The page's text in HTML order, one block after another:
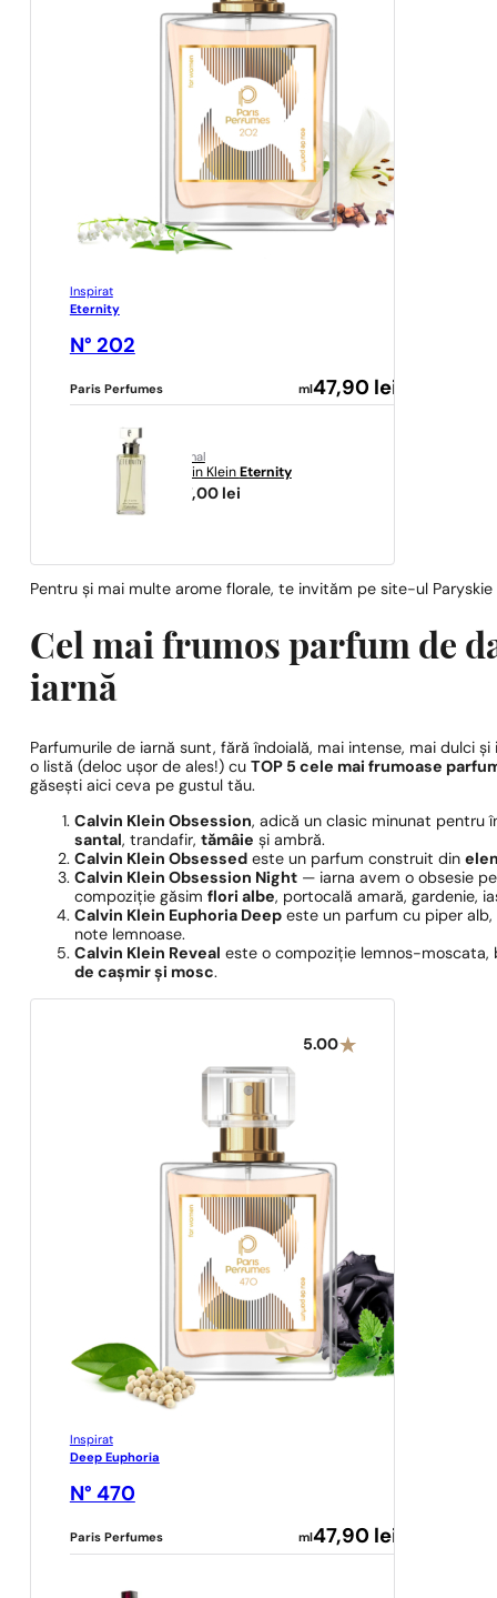
Inspirat
Eternity
N° 202
Paris Perfumes ml 47,90 lei
original
Calvin Klein Eternity
467,00 lei
Pentru și mai multe arome florale, te invităm pe site-ul Paryskie
Cel mai frumos parfum de
iarnă
Parfumurile de iarnă sunt, fără îndoială, mai intense, mai dulci
o listă (deloc ușor de ales!) cuTOP 5 cele mai frumoase
găsești aici ceva pe gustul tău.
Calvin Klein Obsession, adică un clasic minunat pentru
santal, trandafir,tămâie și ambră.
Calvin Klein Obsessed este un parfum construit din
Calvin Klein Obsession Night — iarna avem o obsesie
compoziție găsimflori albe, portocală amară, gardenie,
Calvin Klein Euphoria Deep este un parfum cu piper
note lemnoase.
Calvin Klein Reveal este o compoziție lemnos-moscata,
de cașmir și mosc.
5.00
Inspirat
Deep Euphoria
N° 470
Paris Perfumes ml47,90 lei